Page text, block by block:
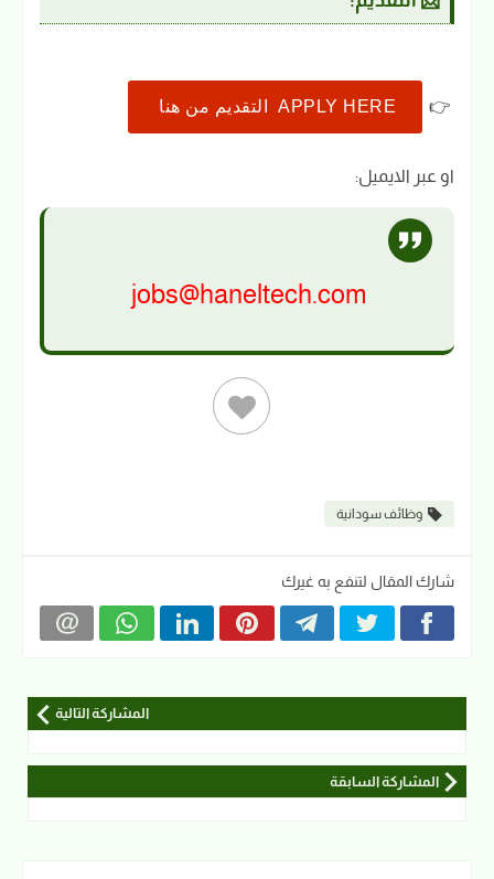
👉 APPLY HERE التقديم من هنا
او عبر الايميل:
jobs@haneltech.com
وظائف سودانية
شارك المقال لتنفع به غيرك
المشاركة التالية
المشاركة السابقة